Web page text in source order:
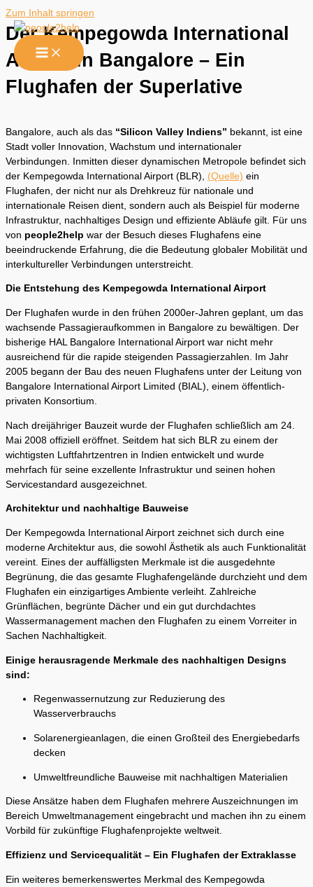
Zum Inhalt springen
Der Kempegowda International
Airport in Bangalore – Ein
Flughafen der Superlative
Bangalore, auch als das “Silicon Valley Indiens” bekannt, ist eine
Stadt voller Innovation, Wachstum und internationaler
Verbindungen. Inmitten dieser dynamischen Metropole befindet sich
der Kempegowda International Airport (BLR), (Quelle) ein
Flughafen, der nicht nur als Drehkreuz für nationale und
internationale Reisen dient, sondern auch als Beispiel für moderne
Infrastruktur, nachhaltiges Design und effiziente Abläufe gilt. Für uns
von people2help war der Besuch dieses Flughafens eine
beeindruckende Erfahrung, die die Bedeutung globaler Mobilität und
interkultureller Verbindungen unterstreicht.
Die Entstehung des Kempegowda International Airport
Der Flughafen wurde in den frühen 2000er-Jahren geplant, um das
wachsende Passagieraufkommen in Bangalore zu bewältigen. Der
bisherige HAL Bangalore International Airport war nicht mehr
ausreichend für die rapide steigenden Passagierzahlen. Im Jahr
2005 begann der Bau des neuen Flughafens unter der Leitung von
Bangalore International Airport Limited (BIAL), einem öffentlich-
privaten Konsortium.
Nach dreijähriger Bauzeit wurde der Flughafen schließlich am 24.
Mai 2008 offiziell eröffnet. Seitdem hat sich BLR zu einem der
wichtigsten Luftfahrtzentren in Indien entwickelt und wurde
mehrfach für seine exzellente Infrastruktur und seinen hohen
Servicestandard ausgezeichnet.
Architektur und nachhaltige Bauweise
Der Kempegowda International Airport zeichnet sich durch eine
moderne Architektur aus, die sowohl Ästhetik als auch Funktionalität
vereint. Eines der auffälligsten Merkmale ist die ausgedehnte
Begrünung, die das gesamte Flughafengelände durchzieht und dem
Flughafen ein einzigartiges Ambiente verleiht. Zahlreiche
Grünflächen, begrünte Dächer und ein gut durchdachtes
Wassermanagement machen den Flughafen zu einem Vorreiter in
Sachen Nachhaltigkeit.
Einige herausragende Merkmale des nachhaltigen Designs
sind:
Regenwassernutzung zur Reduzierung des
Wasserverbrauchs
Solarenergieanlagen, die einen Großteil des Energiebedarfs
decken
Umweltfreundliche Bauweise mit nachhaltigen Materialien
Diese Ansätze haben dem Flughafen mehrere Auszeichnungen im
Bereich Umweltmanagement eingebracht und machen ihn zu einem
Vorbild für zukünftige Flughafenprojekte weltweit.
Effizienz und Servicequalität – Ein Flughafen der Extraklasse
Ein weiteres bemerkenswertes Merkmal des Kempegowda